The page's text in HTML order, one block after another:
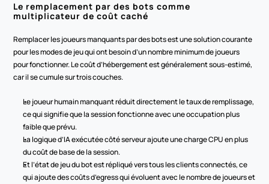
Le remplacement par des bots comme
multiplicateur de coût caché
Remplacer les joueurs manquants par des bots est une solution courante
pour les modes de jeu qui ont besoin d’un nombre minimum de joueurs
pour fonctionner. Le coût d’hébergement est généralement sous-estimé,
car il se cumule sur trois couches.
Le joueur humain manquant réduit directement le taux de remplissage,
ce qui signifie que la session fonctionne avec une occupation plus
faible que prévu.
La logique d’IA exécutée côté serveur ajoute une charge CPU en plus
du coût de base de la session.
Et l’état de jeu du bot est répliqué vers tous les clients connectés, ce
qui ajoute des coûts d’egress qui évoluent avec le nombre de joueurs et